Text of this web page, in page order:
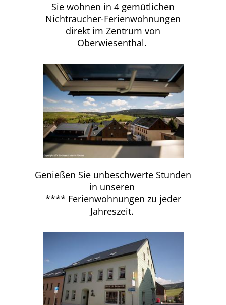
Sie wohnen in 4 gemütlichen
Nichtraucher-Ferienwohnungen
direkt im Zentrum von
Oberwiesenthal.
Genießen Sie unbeschwerte Stunden
in unseren
**** Ferienwohnungen zu jeder
Jahreszeit.